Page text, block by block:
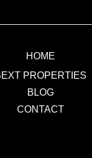
HOME
PROPERTIES
BLOG
CONTACT